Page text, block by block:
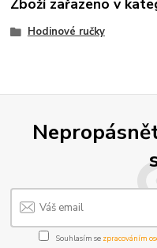
Zboží zařazeno v
Hodinové ručky
Souhlasím se zpracováním